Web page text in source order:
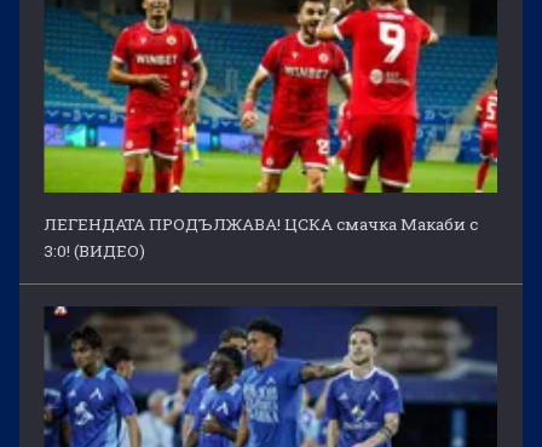
ЛЕГЕНДАТА ПРОДЪЛЖАВА! ЦСКА смачка Макаби с
3:0! (ВИДЕО)